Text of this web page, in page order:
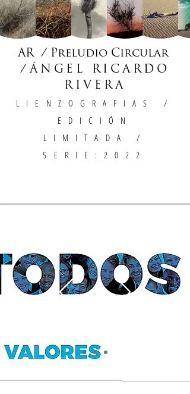
AR / Preludio Circular
/ÁNGEL RICARDO
RIVERA
LIENZOGRAFIAS
/
EDICIÓN
LIMITADA /
SERIE:2022